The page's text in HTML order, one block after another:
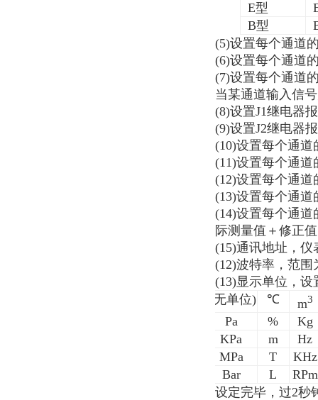
E型
B型
(5)设置每个通道
(6)设置每个通道
(7)设置每个通道
当某通道输入信
(8)设置J1继电器
(9)设置J2继电器
(10)设置每个通道
(11)设置每个通道
(12)设置每个通道
(13)设置每个通道
(14)设置每个通道
际测量值＋修正
(15)通讯地址，仪
(12)波特率，范围
(13)显示单位，
无单位) ℃ m3
Pa %
Kg
KPa
m
Hz
MPa
T
KHz
Bar
L
RPm
设定完毕，过2秒